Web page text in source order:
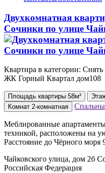
Двухкомнатная
Сочинки по улице
Квартира в категории:
ЖК Горный Квартал дом108
Площадь квартиры 58м²
Комнат 2-комнатная
Меблированные
техникой, расположены на
Расстояние до Чёрного моря
Чайковского улица, дом 2б
Российская Федерация